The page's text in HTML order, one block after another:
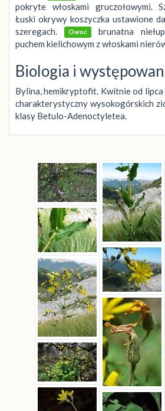
pokryte włoskami gruczołowymi.
Łuski okrywy koszyczka ustawione
szeregach.
Owoc brunatna
puchem kielichowym z włoskami
Biologia i
Bylina, hemikryptofit. Kwitnie od lipca
charakterystyczny wysokogórskich
klasy Betulo-Adenoctyletea.